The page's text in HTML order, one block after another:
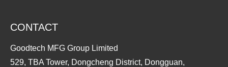
CONTACT
Goodtech MFG Group Limited
529, TBA Tower, Dongcheng District, Dongguan,